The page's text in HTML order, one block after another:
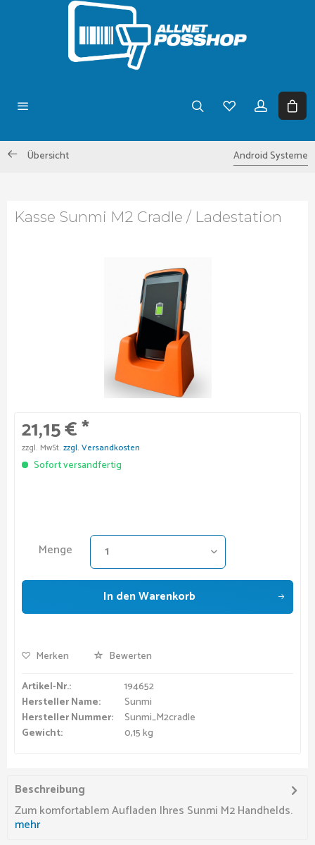
Übersicht Android Systeme
Kasse Sunmi M2 Cradle / Ladestation
21,15 € *
zzgl. MwSt. zzgl. Versandkosten
Sofort versandfertig
Menge
In denWarenkorb
Merken
Bewerten
Artikel-Nr.:
194652
Hersteller Name:
Sunmi
Hersteller Nummer:
Sunmi_M2cradle
Gewicht:
0,15 kg
Beschreibung
Zum komfortablem Aufladen Ihres Sunmi M2 Handhelds.
mehr